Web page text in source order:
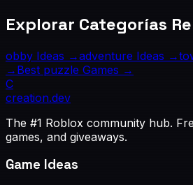
Explorar Categorías
obby Ideas →adventure Ideas →
→ Best puzzle Games →
C
creation.dev
The #1 Roblox community hub.
games, and giveaways.
Game Ideas